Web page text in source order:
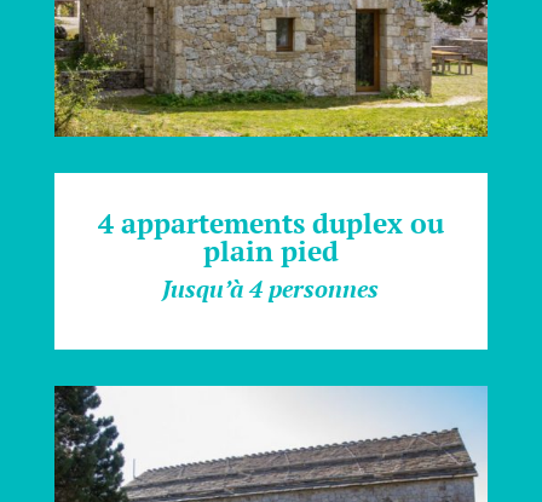
4 appartements duplex ou
plain pied
Jusqu’à 4 personnes